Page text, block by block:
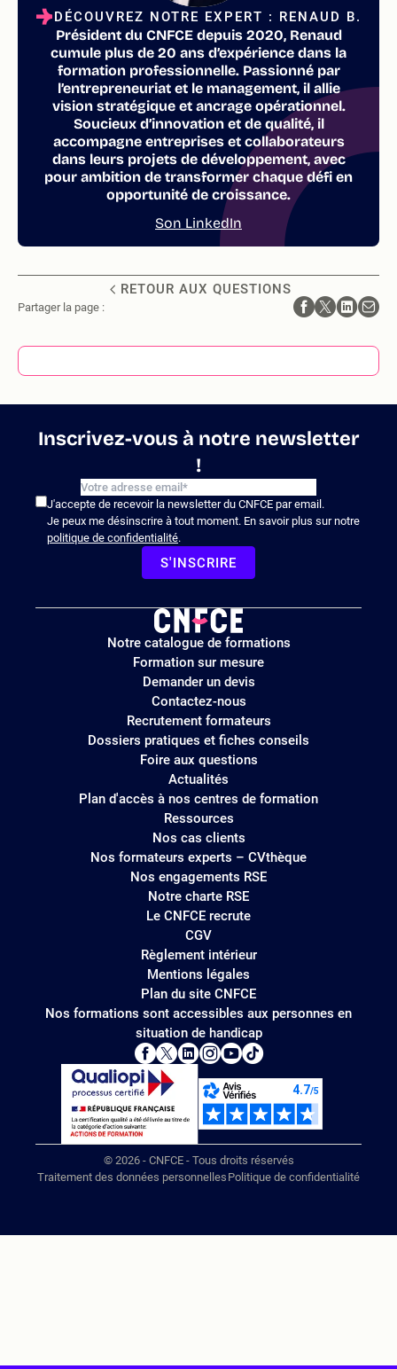
DÉCOUVREZ NOTRE EXPERT : RENAUD B.
Président du CNFCE depuis 2020, Renaud
cumule plus de 20 ans d’expérience dans la
formation professionnelle. Passionné par
l’entrepreneuriat et le management, il allie
vision stratégique et ancrage opérationnel.
Soucieux d’innovation et de qualité, il
accompagne entreprises et collaborateurs
dans leurs projets de développement, avec
pour ambition de transformer chaque défi en
opportunité de croissance.
Son LinkedIn
RETOUR AUX QUESTIONS
Partager la page :
Inscrivez-vous à notre newsletter
!
J'accepte de recevoir la newsletter du CNFCE par email.
Je peux me désinscrire à tout moment. En savoir plus sur notre
politique de confidentialité.
S'INSCRIRE
Logo
site
Notre catalogue de formations
Formation sur mesure
Demander un devis
Contactez-nous
Recrutement formateurs
Dossiers pratiques et fiches conseils
Foire aux questions
Actualités
Plan d'accès à nos centres de formation
Ressources
Nos cas clients
Nos formateurs experts – CVthèque
Nos engagements RSE
Notre charte RSE
Le CNFCE recrute
CGV
Règlement intérieur
Mentions légales
Plan du site CNFCE
Nos formations sont accessibles aux personnes en
situation de handicap
© 2026 - CNFCE - Tous droits réservés
Traitement des données personnelles Politique de confidentialité